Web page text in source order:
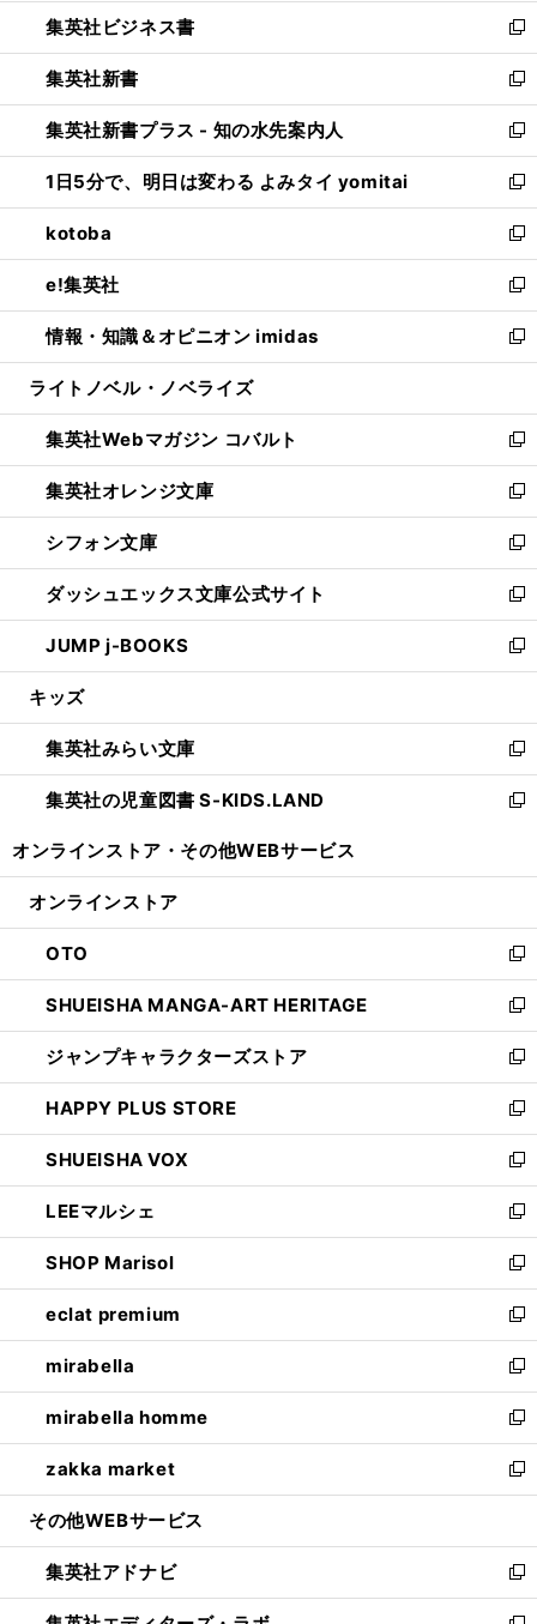
く
で
開
く
ド
ウ
で
開
く
し
い
ウ
ィ
ン
ド
ウ
で
開
く
集英社ビジネス書
新
し
い
ウ
ィ
ン
ド
ウ
で
開
く
集英社新書
新
し
い
ウ
ィ
ン
ド
ウ
で
開
く
集英社新書プラス - 知の水先案内人
新
し
い
ウ
ィ
ン
ド
ウ
で
開
1日5分で、明日は変わる よみタイ yomitai
新
し
い
ウ
ィ
ン
ド
ウ
開
く
kotoba
新
し
い
ウ
ィ
ン
ウ
で
開
く
e!集英社
新
し
い
ウ
ン
ド
ウ
で
開
く
情報・知識＆オピニオン imidas
新
し
ウ
ィ
ン
ド
ウ
で
開
く
ライトノベル・ノベライズ
集英社Webマガジン コバルト
新
し
い
ウ
ィ
ン
ド
ウ
で
開
集英社オレンジ文庫
新
し
い
ウ
ィ
ン
ド
ウ
開
く
シフォン文庫
新
し
い
ウ
ィ
ン
ウ
で
開
く
ダッシュエックス文庫公式サイト
新
し
い
ウ
ン
ド
ウ
で
JUMP j-BOOKS
新
し
ウ
ィ
ン
ド
開
キッズ
集英社みらい文庫
新
し
い
ン
ウ
で
開
く
集英社の児童図書 S-KIDS.LAND
新
ウ
ン
ド
ウ
で
開
く
オンラインストア・ その他WEBサービス
オンラインストア
OTO
新
し
い
ウ
ィ
ン
ド
ウ
で
開
く
SHUEISHA MANGA-ART HERITAGE
新
し
い
ウ
ィ
ン
ド
ウ
で
開
く
ジャンプキャラクターズストア
新
し
い
ウ
ィ
ン
ド
ウ
で
開
く
HAPPY PLUS STORE
新
し
い
ウ
ィ
ン
ド
ウ
で
開
く
SHUEISHA VOX
新
し
い
ウ
ィ
ン
ド
ウ
で
開
く
LEEマルシェ
新
し
い
ウ
ィ
ン
ド
ウ
で
開
く
SHOP Marisol
新
し
い
ウ
ィ
ン
ド
ウ
で
開
eclat premium
新
し
い
ウ
ィ
ン
ド
ウ
開
く
mirabella
新
し
い
ウ
ィ
ン
ウ
で
開
mirabella homme
新
し
い
ウ
ン
ド
ウ
zakka market
新
し
ウ
ィ
ン
その他WEBサービス
集英社アドナビ
新
し